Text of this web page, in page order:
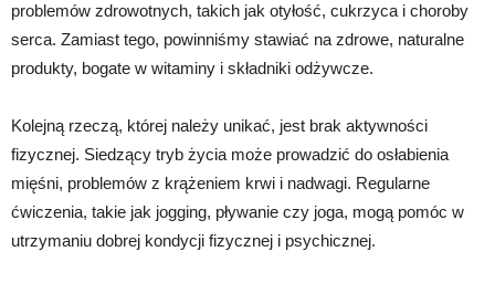
problemów zdrowotnych, takich jak otyłość, cukrzyca i choroby
serca. Zamiast tego, powinniśmy stawiać na zdrowe, naturalne
produkty, bogate w witaminy i składniki odżywcze.
Kolejną rzeczą, której należy unikać, jest brak aktywności
fizycznej. Siedzący tryb życia może prowadzić do osłabienia
mięśni, problemów z krążeniem krwi i nadwagi. Regularne
ćwiczenia, takie jak jogging, pływanie czy joga, mogą pomóc w
utrzymaniu dobrej kondycji fizycznej i psychicznej.